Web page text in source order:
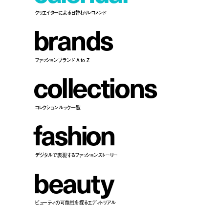
クリエイターによる日替わりレコメンド
brands
ファッションブランド A to Z
collections
コレクションルック一覧
fashion
デジタルで表現するファッションストーリー
beauty
ビューティの可能性を探るエディトリアル